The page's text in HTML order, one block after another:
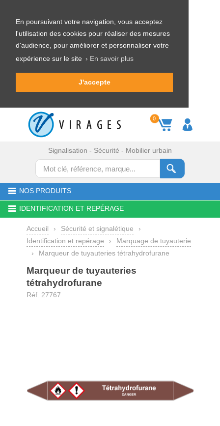
En poursuivant votre navigation, vous acceptez
l'utilisation des cookies pour réaliser des mesures
d'audience, pour améliorer et personnaliser votre
expérience sur le site › En savoir plus
J'accepte
0
Signalisation - Sécurité - Mobilier urbain
NOS PRODUITS
IDENTIFICATION ET REPÉRAGE
Accueil › Sécurité et signalétique
›
Identification et repérage
›
Marquage de tuyauterie
›
Marqueur de tuyauteries tétrahydrofurane
Marqueur de tuyauteries
tétrahydrofurane
Réf. 27767